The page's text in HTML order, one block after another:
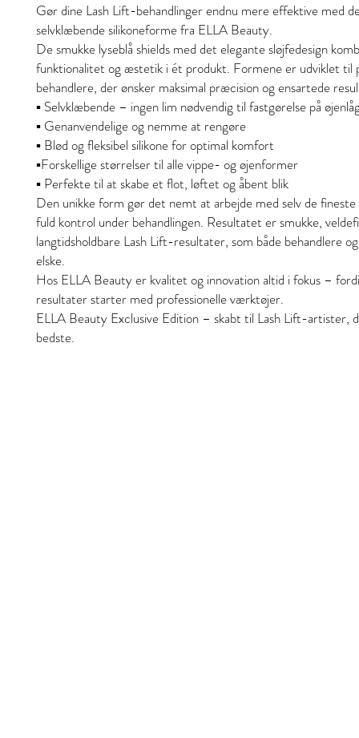
Gør dine Lash Lift-behandlinger endnu mere effektive med
selvklæbende silikoneforme fra ELLA Beauty.
De smukke lyseblå shields med det elegante sløjfedesign
funktionalitet og æstetik i ét produkt. Formene er udviklet til
behandlere, der ønsker maksimal præcision og ensartede
▪️ Selvklæbende – ingen lim nødvendig til fastgørelse på
▪️ Genanvendelige og nemme at rengøre
▪️ Blød og fleksibel silikone for optimal komfort
▪️Forskellige størrelser til alle vippe- og øjenformer
▪️ Perfekte til at skabe et flot, løftet og åbent blik
Den unikke form gør det nemt at arbejde med selv de
fuld kontrol under behandlingen. Resultatet er smukke,
langtidsholdbare Lash Lift-resultater, som både behandlere
elske.
Hos ELLA Beauty er kvalitet og innovation altid i fokus –
resultater starter med professionelle værktøjer.
ELLA Beauty Exclusive Edition – skabt til Lash Lift-artister,
bedste.